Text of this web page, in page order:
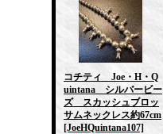
コチティ Joe・H・Q
uintana シルバービー
ズ スカッシュブロッ
サムネックレス約67cm
[JoeHQuintana107]